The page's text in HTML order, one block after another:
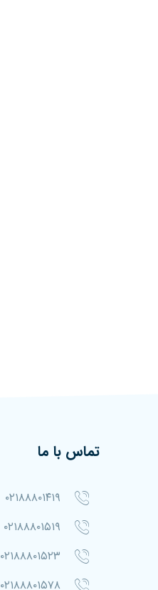
تماس با ما
۰۲۱۸۸۸۰۱۴۱۹
۰۲۱۸۸۸۰۱۵۱۹
۰۲۱۸۸۸۰۱۵۲۳
۰۲۱۸۸۸۰۱۵۷۸